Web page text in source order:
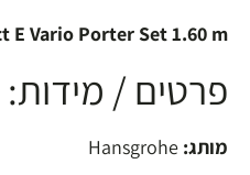
E Vario Porter Set 1.60 m
פרטים / מידות:
מותג: